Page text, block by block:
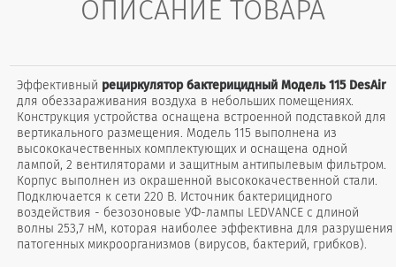
ОПИСАНИЕ ТОВАРА
Эффективный рециркулятор бактерицидный Модель 115 DesAir
для обеззараживания воздуха в небольших помещениях.
Конструкция устройства оснащена встроенной подставкой для
вертикального размещения. Модель 115 выполнена из
высококачественных комплектующих и оснащена одной
лампой, 2 вентиляторами и защитным антипылевым фильтром.
Корпус выполнен из окрашенной высококачественной стали.
Подключается к сети 220 В. Источник бактерицидного
воздействия - безозоновые УФ-лампы LEDVANCE с длиной
волны 253,7 нМ, которая наиболее эффективна для разрушения
патогенных микроорганизмов (вирусов, бактерий, грибков).